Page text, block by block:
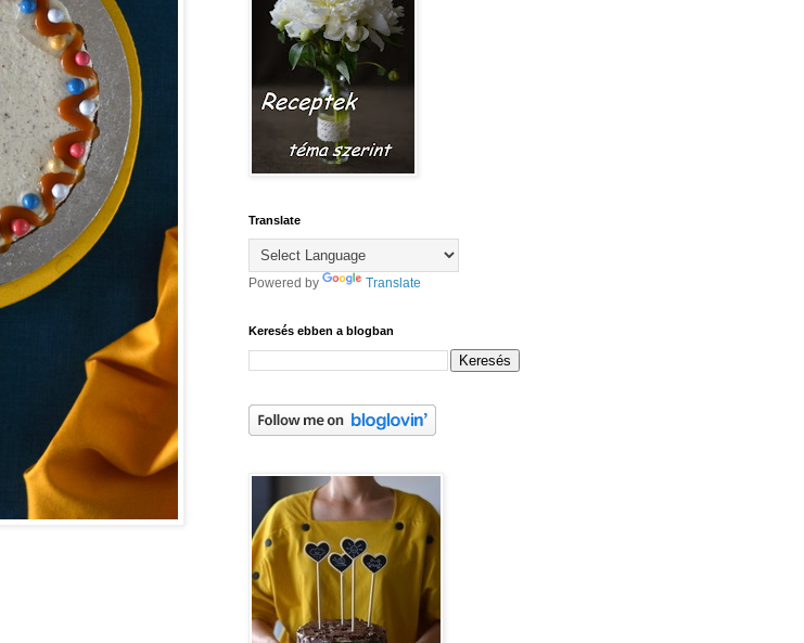
Translate
Powered by Translate
Keresés ebben a blogban